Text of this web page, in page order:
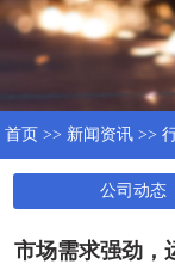
首页 >> 新闻资讯 >>
公司动态
市场需求强劲，